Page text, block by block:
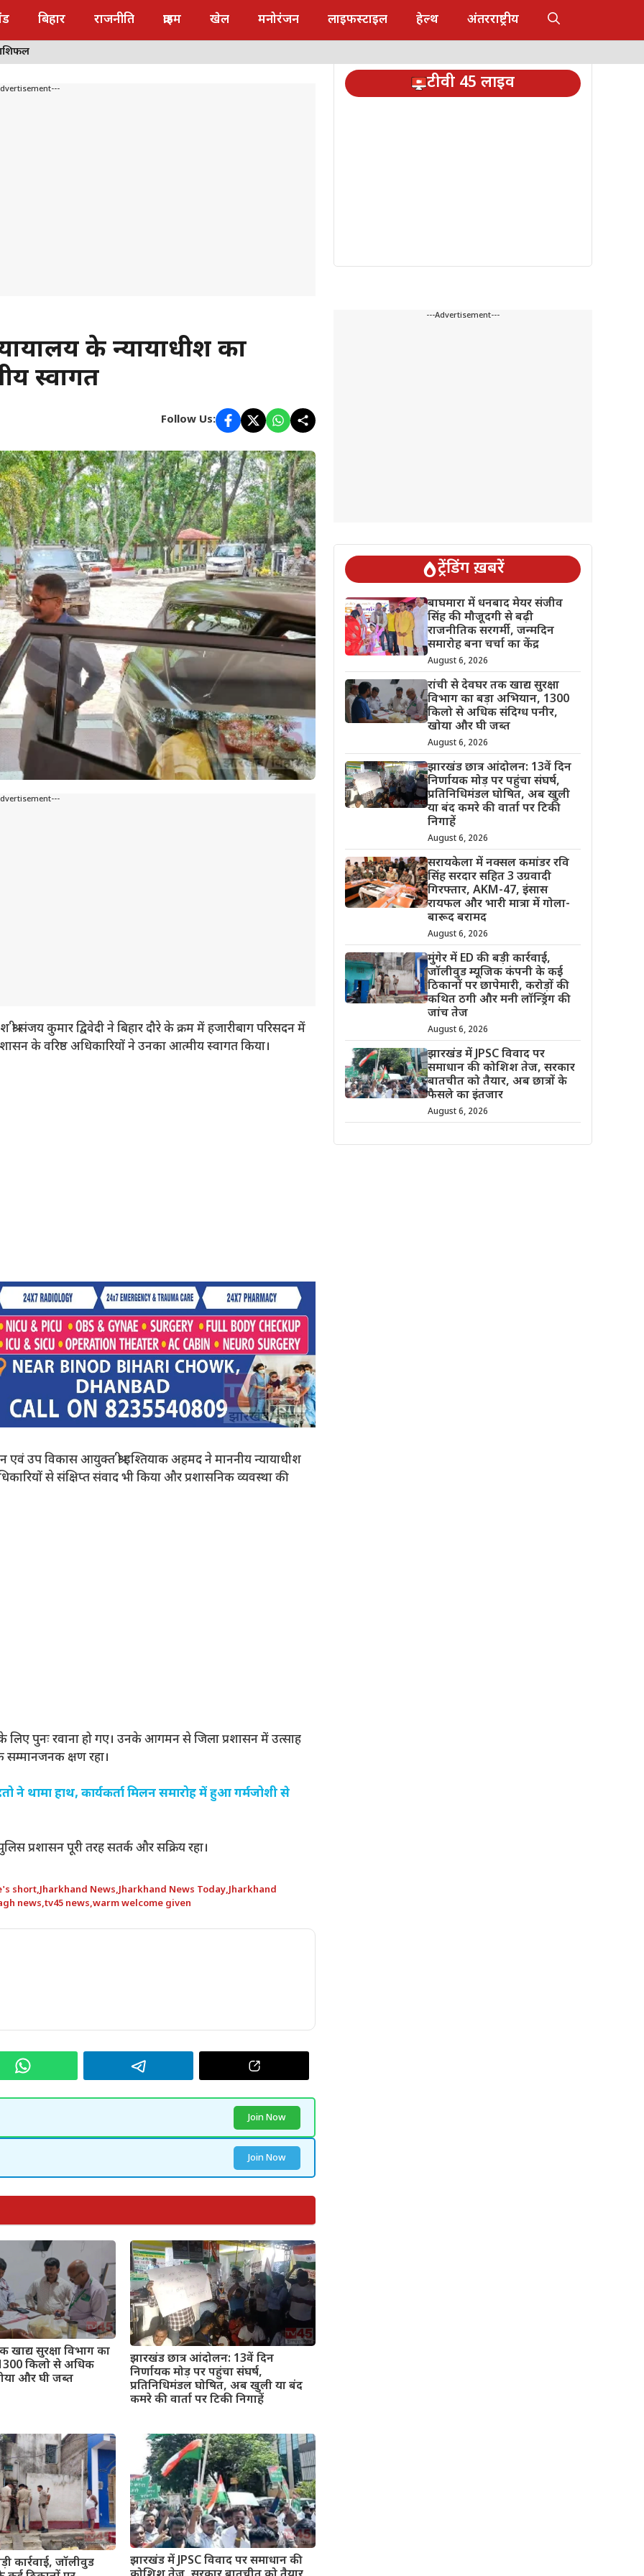
बिहार राजनीति क्राइम खेल मनोरंजन लाइफस्टाइल हेल्थ अंतरराष्ट्रीय
के न्यायाधीश का
स्वागत
Follow Us:
संजय कुमार द्विवेदी ने बिहार दौरे के क्रम में हजारीबाग परिसदन में
के वरिष्ठ अधिकारियों ने उनका आत्मीय स्वागत किया।
उप विकास आयुक्त श्री इश्तियाक अहमद ने माननीय न्यायाधीश
से संक्षिप्त संवाद भी किया और प्रशासनिक व्यवस्था की
के लिए पुनः रवाना हो गए। उनके आगमन से जिला प्रशासन में उत्साह
क्षण रहा।
ने थामा हाथ, कार्यकर्ता मिलन समारोह में हुआ गर्मजोशी से
प्रशासन पूरी तरह सतर्क और सक्रिय रहा।
short,Jharkhand News,Jharkhand News Today,Jharkhand
news,tv45 news,warm welcome given
Join Now
Join Now
खाद्य सुरक्षा विभाग का
किलो से अधिक
और घी जब्त
झारखंड छात्र आंदोलन: 13वें दिन
निर्णायक मोड़ पर पहुंचा संघर्ष,
प्रतिनिधिमंडल घोषित, अब खुली या बंद
कमरे की वार्ता पर टिकी निगाहें
कार्रवाई, जॉलीवुड
झारखंड में JPSC विवाद पर समाधान की
टीवी 45 लाइव
---Advertisement---
ट्रेंडिंग ख़बरें
बाघमारा में धनबाद मेयर संजीव
सिंह की मौजूदगी से बढ़ी
राजनीतिक सरगर्मी, जन्मदिन
समारोह बना चर्चा का केंद्र
August 6, 2026
रांची से देवघर तक खाद्य सुरक्षा
विभाग का बड़ा अभियान, 1300
किलो से अधिक संदिग्ध पनीर,
खोया और घी जब्त
August 6, 2026
झारखंड छात्र आंदोलन: 13वें दिन
निर्णायक मोड़ पर पहुंचा संघर्ष,
प्रतिनिधिमंडल घोषित, अब खुली
या बंद कमरे की वार्ता पर टिकी
निगाहें
August 6, 2026
सरायकेला में नक्सल कमांडर रवि
सिंह सरदार सहित 3 उग्रवादी
गिरफ्तार, AKM-47, इंसास
रायफल और भारी मात्रा में गोला-
बारूद बरामद
August 6, 2026
मुंगेर में ED की बड़ी कार्रवाई,
जॉलीवुड म्यूजिक कंपनी के कई
ठिकानों पर छापेमारी, करोड़ों की
कथित ठगी और मनी लॉन्ड्रिंग की
जांच तेज
August 6, 2026
झारखंड में JPSC विवाद पर
समाधान की कोशिश तेज, सरकार
बातचीत को तैयार, अब छात्रों के
फैसले का इंतजार
August 6, 2026